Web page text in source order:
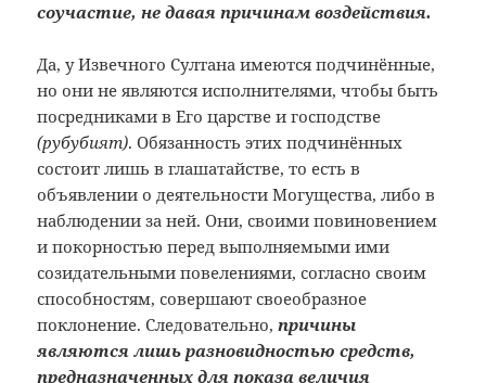
соучастие, не давая причинам воздействия.
Да, у Извечного Султана имеются подчинённые,
но они не являются исполнителями, чтобы быть
посредниками в Его царстве и господстве
(рубубият). Обязанность этих подчинённых
состоит лишь в глашатайстве, то есть в
объявлении о деятельности Могущества, либо в
наблюдении за ней. Они, своими повиновением
и покорностью перед выполняемыми ими
созидательными повелениями, согласно своим
способностям, совершают своеобразное
поклонение. Следовательно, причины
являются лишь разновидностью средств,
предназначенных для показа величия